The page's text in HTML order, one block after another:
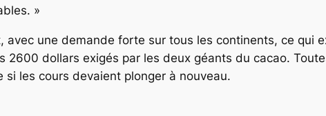
»
une demande forte sur tous les continents, ce qui
2600 dollars exigés par les deux géants du cacao.
les cours devaient plonger à nouveau.